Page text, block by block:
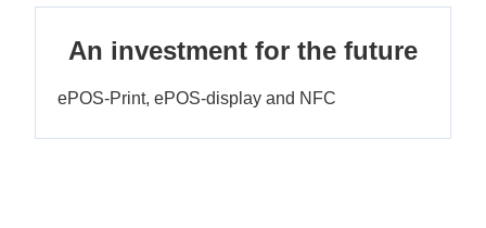
An investment for the future
ePOS-Print, ePOS-display and NFC